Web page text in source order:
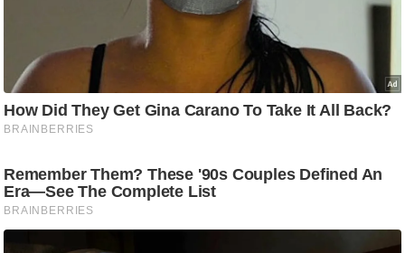
B
r
e
k
i
n